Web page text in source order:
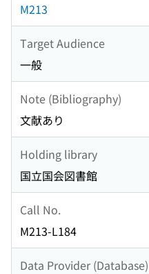
M213
Target Audience
一般
Note (Bibliography)
文献あり
Holding library
国立国会図書館
Call No.
M213-L184
Data Provider (Database)